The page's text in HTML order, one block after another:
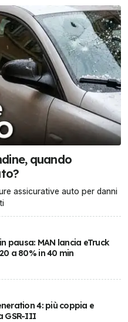
quando
assicurative auto per danni
pausa: MAN lancia eTruck
a 80% in 40 min
4: più coppia e
GSR-III